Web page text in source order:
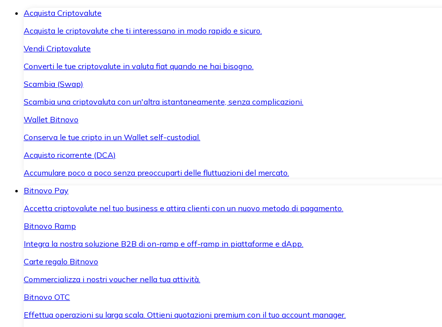
Acquista Criptovalute
Acquista le criptovalute che ti interessano in modo rapido e sicuro.
Vendi Criptovalute
Converti le tue criptovalute in valuta fiat quando ne hai bisogno.
Scambia (Swap)
Scambia una criptovaluta con un'altra istantaneamente, senza complicazioni.
Wallet Bitnovo
Conserva le tue cripto in un Wallet self-custodial.
Acquisto ricorrente (DCA)
Accumulare poco a poco senza preoccuparti delle fluttuazioni del mercato.
Bitnovo Pay
Accetta criptovalute nel tuo business e attira clienti con un nuovo metodo di pagamento.
Bitnovo Ramp
Integra la nostra soluzione B2B di on-ramp e off-ramp in piattaforme e dApp.
Carte regalo Bitnovo
Commercializza i nostri voucher nella tua attività.
Bitnovo OTC
Effettua operazioni su larga scala. Ottieni quotazioni premium con il tuo account manager.